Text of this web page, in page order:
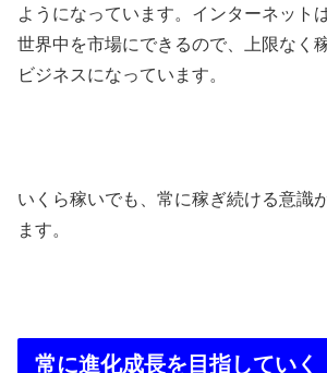
ようになっています。インターネット
世界中を市場にできるので、上限なく
ビジネスになっています。
いくら稼いでも、常に稼ぎ続ける意識
ます。
常に進化成長を目指していく